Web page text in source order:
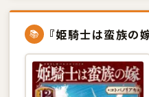
📚 『姫騎士は蛮族の